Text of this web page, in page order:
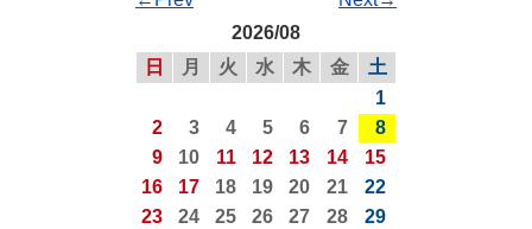
2026/08
日
月 火 水 木 金
土
1
2
3 4 5 6 7
8
9
10 11 12 13 14
15
16
17 18 19 20 21
22
23
24 25 26 27 28
29